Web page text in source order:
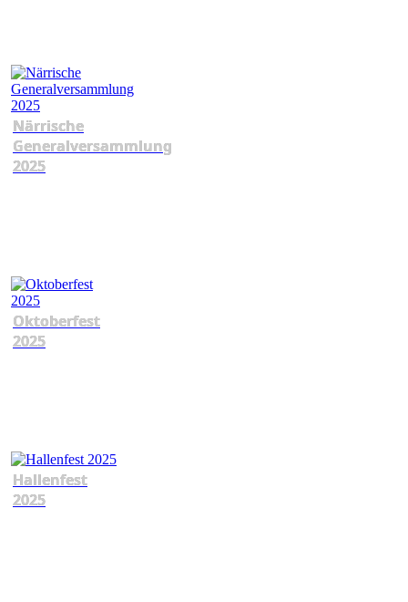
Närrische
Generalversammlung
2025
Oktoberfest
2025
Hallenfest
2025